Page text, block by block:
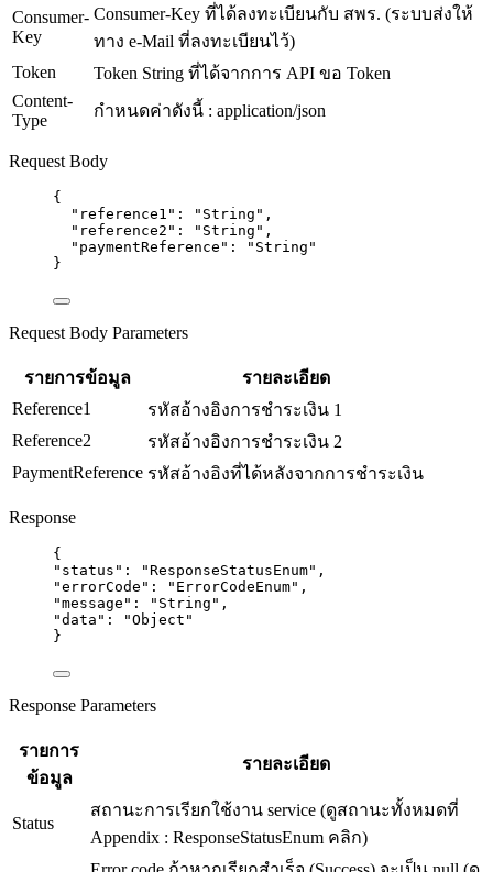
Consumer-
Key
Consumer-Key ที่ได้ลงทะเบียนกับ สพร. (ระบบส่งให้
ทาง e-Mail ที่ลงทะเบียนไว้)
Token
Token String ที่ได้จากการ API ขอ Token
Content-
Type
กำหนดค่าดังนี้ : application/json
Request Body
{
"reference1" : " String " ,
"reference2" : " String " ,
"paymentReference" : " String "
}
Request Body Parameters
รายการข้อมูล
รายละเอียด
Reference1
รหัสอ้างอิงการชำระเงิน 1
Reference2
รหัสอ้างอิงการชำระเงิน 2
PaymentReference รหัสอ้างอิงที่ได้หลังจากการชำระเงิน
Response
{
"status" : "ResponseStatusEnum" ,
"errorCode" : " ErrorCodeEnum" ,
"message" : " String " ,
"data" : "Object "
}
Response Parameters
รายการ
ข้อมูล
รายละเอียด
Status
สถานะการเรียกใช้งาน service (ดูสถานะทั้งหมดที่
Appendix : ResponseStatusEnum คลิก)